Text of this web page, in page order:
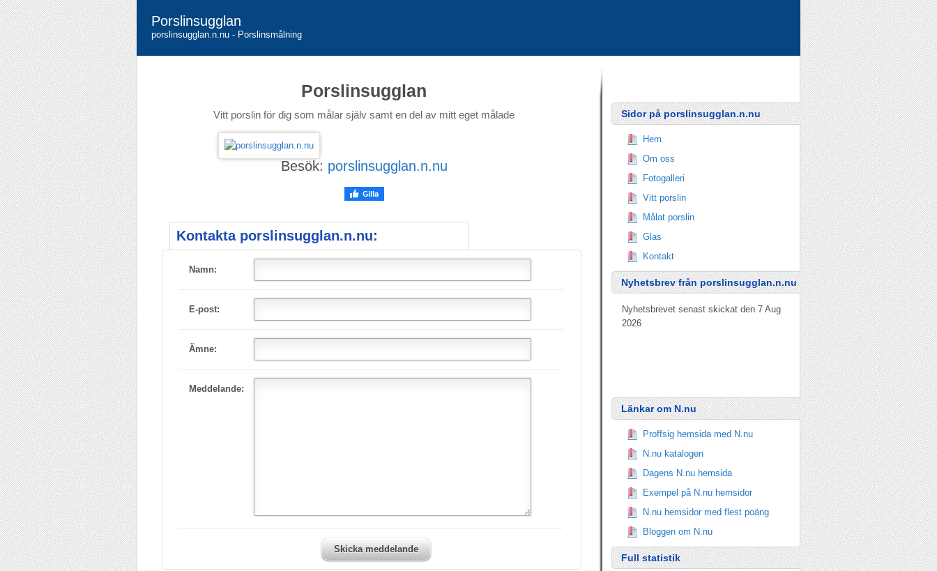
Porslinsugglan
porslinsugglan.n.nu - Porslinsmålning
Porslinsugglan
Vitt porslin för dig som målar själv samt en del av mitt eget målade
Besök: porslinsugglan.n.nu
Kontakta porslinsugglan.n.nu:
Namn:
E-post:
Ämne:
Meddelande:
Skicka meddelande
Sidor på porslinsugglan.n.nu
Hem
Om oss
Fotogalleri
Vitt porslin
Målat porslin
Glas
Kontakt
Nyhetsbrev från porslinsugglan.n.nu
Nyhetsbrevet senast skickat den 7 Aug
2026
Länkar om N.nu
Proffsig hemsida med N.nu
N.nu katalogen
Dagens N.nu hemsida
Exempel på N.nu hemsidor
N.nu hemsidor med flest poäng
Bloggen om N.nu
Full statistik